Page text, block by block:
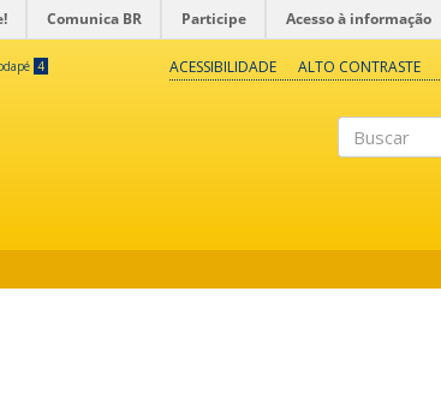
Comunica BR Participe Acesso à informação
4 ACESSIBILIDADE ALTO CONTRASTE